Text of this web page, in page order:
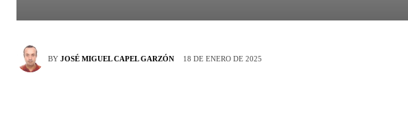
BY JOSÉ MIGUEL CAPEL GARZÓN 18 DE ENERO DE 2025